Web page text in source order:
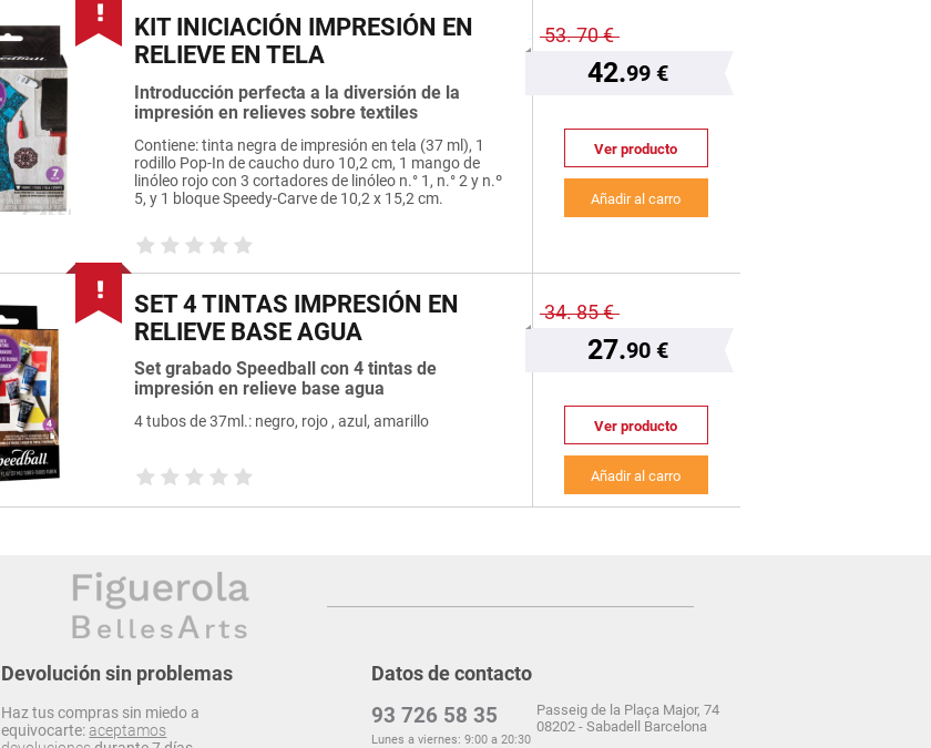
KIT INICIACIÓN IMPRESIÓN EN
RELIEVE EN TELA
Introducción perfecta a la diversión de la
impresión en relieves sobre textiles
Contiene: tinta negra de impresión en tela (37 ml), 1
rodillo Pop-In de caucho duro 10,2 cm, 1 mango de
linóleo rojo con 3 cortadores de linóleo n.° 1, n.° 2 y n.º
5, y 1 bloque Speedy-Carve de 10,2 x 15,2 cm.
53.70 €
42.99 €
Ver producto
Añadir al carro
SET 4 TINTAS IMPRESIÓN EN
RELIEVE BASE AGUA
Set grabado Speedball con 4 tintas de
impresión en relieve base agua
4 tubos de 37ml.: negro, rojo , azul, amarillo
34.85 €
27.90 €
Ver producto
Añadir al carro
Devolución sin problemas
Haz tus compras sin miedo a
equivocarte:aceptamos
Datos de contacto
93 726 58 35
Lunes a viernes: 9:00 a 20:30
Passeig de la Plaça Major, 74
08202 - Sabadell Barcelona